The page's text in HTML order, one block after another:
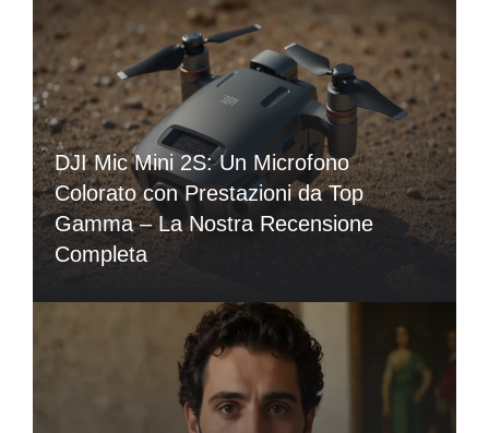
DJI Mic Mini 2S: Un Microfono
Colorato con Prestazioni da Top
Gamma – La Nostra Recensione
Completa